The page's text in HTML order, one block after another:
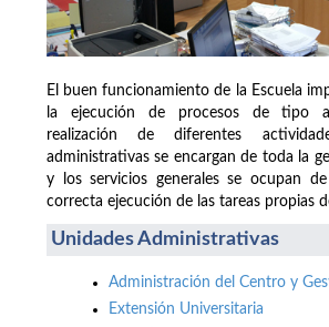
El buen funcionamiento de la Escuela
la ejecución de procesos de tipo
realización de diferentes
administrativas se encargan de toda la
y los servicios generales se ocupan
correcta ejecución de las tareas propias
Unidades Administrativas
Administración del Centro y
Extensión Universitaria